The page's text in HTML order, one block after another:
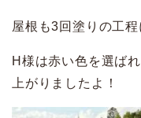
屋根も3回塗りの工程
H様は赤い色を選ば
上がりましたよ！